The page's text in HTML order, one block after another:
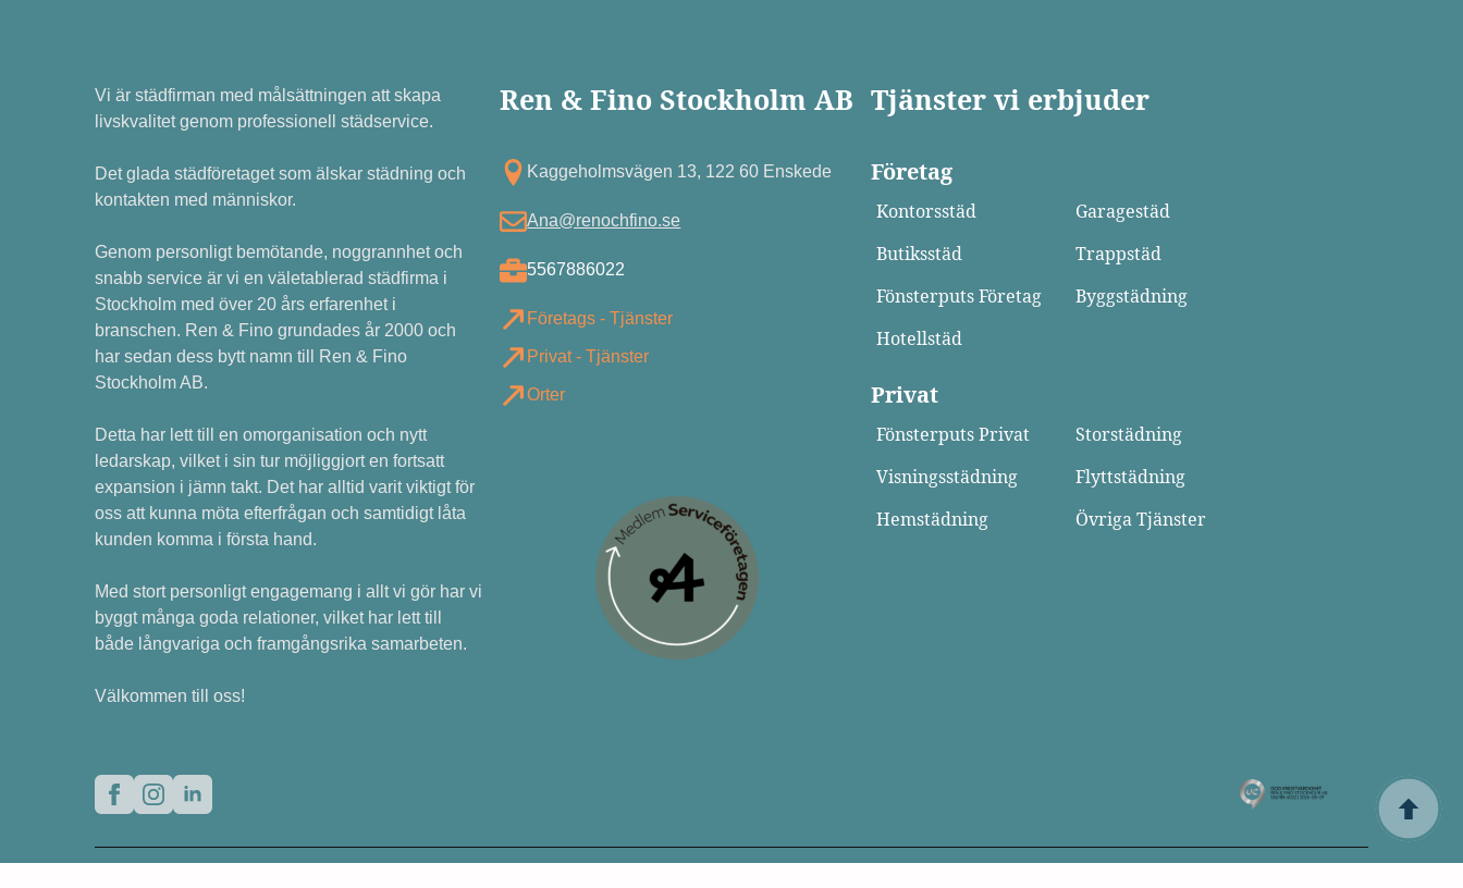
Vi är städfirman med målsättningen att skapa
livskvalitet genom professionell städservice.
Det glada städföretaget som älskar städning och
kontakten med människor.
Genom personligt bemötande, noggrannhet och
snabb service är vi en väletablerad städfirma i
Stockholm med över 20 års erfarenhet i
branschen. Ren & Fino grundades år 2000 och
har sedan dess bytt namn till Ren & Fino
Stockholm AB.
Detta har lett till en omorganisation och nytt
ledarskap, vilket i sin tur möjliggjort en fortsatt
expansion i jämn takt. Det har alltid varit viktigt för
oss att kunna möta efterfrågan och samtidigt låta
kunden komma i första hand.
Med stort personligt engagemang i allt vi gör har vi
byggt många goda relationer, vilket har lett till
både långvariga och framgångsrika samarbeten.
Välkommen till oss!
Ren & Fino Stockholm AB
Kagg eholmsvägen 13, 122 60 Enskede
Ana@renochfino.se
5567886022
Företags - Tjänster
Privat - Tjänster
Orter
Tjänster vi erbjuder
Företag
Kontorsstäd
Garagestäd
Butiksstäd
Trappstäd
Fönsterputs Företag
Byggstädning
Hotellstäd
Privat
Fönsterputs Privat
Storstädning
Visningsstädning
Flyttstädning
Hemstädning
Övriga Tjänster